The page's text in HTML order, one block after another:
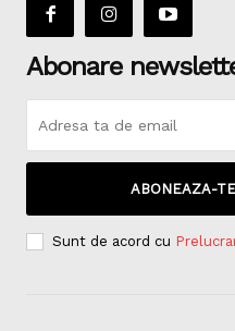
Abonare
ABONEAZA-TE
Sunt de acord cu